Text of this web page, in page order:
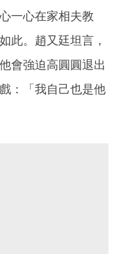
一心在家相夫教
此。趙又廷坦言，
會強迫高圓圓退出
：「我自己也是他